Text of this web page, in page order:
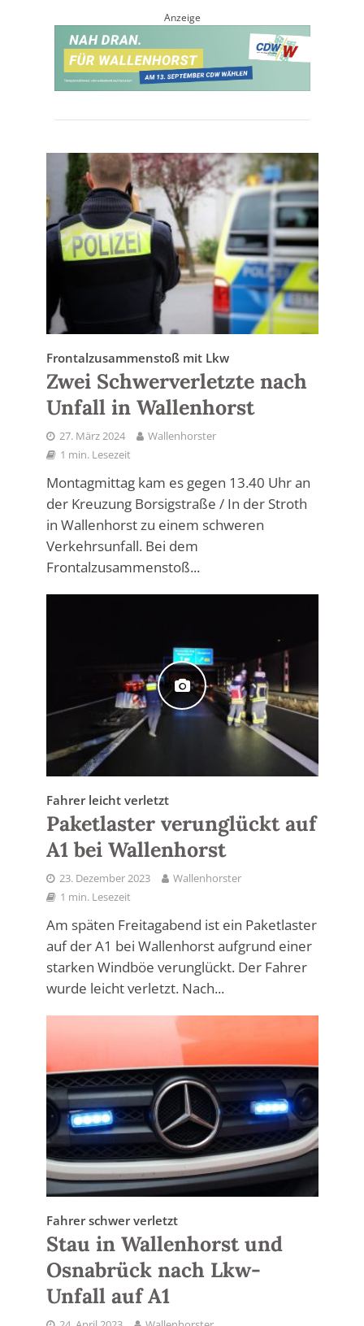
Anzeige
Frontalzusammenstoß mit Lkw
Zwei Schwerverletzte nach
Unfall in Wallenhorst
27. März 2024
Wallenhorster
1 min. Lesezeit
Montagmittag kam es gegen 13.40 Uhr an
der Kreuzung Borsigstraße / In der Stroth
in Wallenhorst zu einem schweren
Verkehrsunfall. Bei dem
Frontalzusammenstoß...
Fahrer leicht verletzt
Paketlaster verunglückt auf
A1 bei Wallenhorst
23. Dezember 2023
Wallenhorster
1 min. Lesezeit
Am späten Freitagabend ist ein Paketlaster
auf der A1 bei Wallenhorst aufgrund einer
starken Windböe verunglückt. Der Fahrer
wurde leicht verletzt. Nach...
Fahrer schwer verletzt
Stau in Wallenhorst und
Osnabrück nach Lkw-
Unfall auf A1